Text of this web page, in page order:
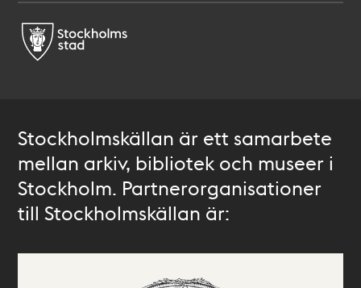
Stockholmskällan är ett samarbete
mellan arkiv, bibliotek och museer i
Stockholm. Partnerorganisationer
till Stockholmskällan är: